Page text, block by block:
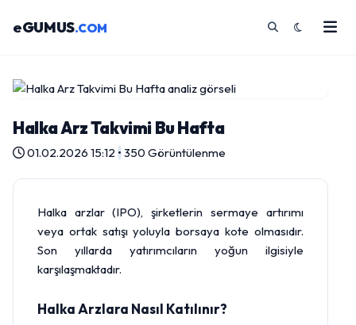
eGUMUS.COM
Halka Arz Takvimi Bu Hafta
01.02.2026 15:12 •350 Görüntülenme
Halka arzlar (IPO), şirketlerin sermaye artırımı
veya ortak satışı yoluyla borsaya kote olmasıdır.
Son yıllarda yatırımcıların yoğun ilgisiyle
karşılaşmaktadır.
Halka Arzlara Nasıl Katılınır?